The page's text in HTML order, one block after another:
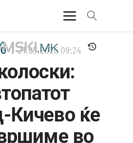
21.05.2026 09:24
Кичево ќе
во